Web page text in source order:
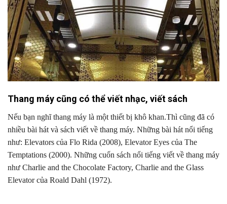
Thang máy cũng có thể viết nhạc, viết sách
Nếu bạn nghĩ thang máy là một thiết bị khô khan.Thì cũng đã có
nhiều bài hát và sách viết về thang máy. Những bài hát nổi tiếng
như: Elevators của Flo Rida (2008), Elevator Eyes của The
Temptations (2000). Những cuốn sách nổi tiếng viết về thang máy
như Charlie and the Chocolate Factory, Charlie and the Glass
Elevator của Roald Dahl (1972).